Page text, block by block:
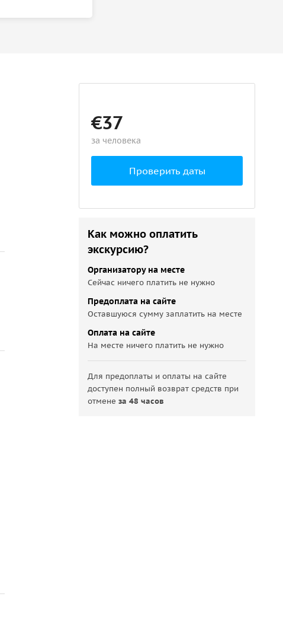
€37
за человека
Проверить даты
Как можно оплатить
экскурсию?
Организатору на месте
Сейчас ничего платить не нужно
Предоплата на сайте
Оставшуюся сумму заплатить на месте
Оплата на сайте
На месте ничего платить не нужно
Для предоплаты и оплаты на сайте
доступен полный возврат средств при
отменеза 48 часов